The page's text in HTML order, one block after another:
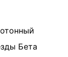
Бета